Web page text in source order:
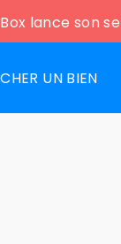
lance son
UN BIEN